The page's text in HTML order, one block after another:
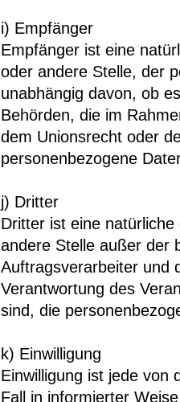
i) Empfänger
Empfänger ist eine
oder andere Stelle, der
unabhängig davon, ob
Behörden, die im
dem Unionsrecht oder
personenbezogene
j) Dritter
Dritter ist eine
andere Stelle außer der
Auftragsverarbeiter und
Verantwortung des
sind, die
k) Einwilligung
Einwilligung ist jede von
Fall in informierter